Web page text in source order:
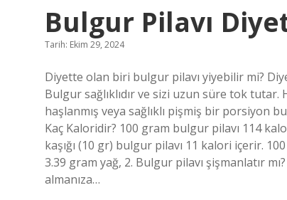
Bulgur Pilavı
Tarih: Ekim 29, 2024
Diyette olan biri bulgur pilavı yiyebilir mi?
Bulgur sağlıklıdır ve sizi uzun süre tok tutar.
haşlanmış veya sağlıklı pişmiş bir porsiyon
Kaç Kaloridir? 100 gram bulgur pilavı 114
kaşığı (10 gr) bulgur pilavı 11 kalori içerir.
3.39 gram yağ, 2. Bulgur pilavı şişmanlatır
almanıza…